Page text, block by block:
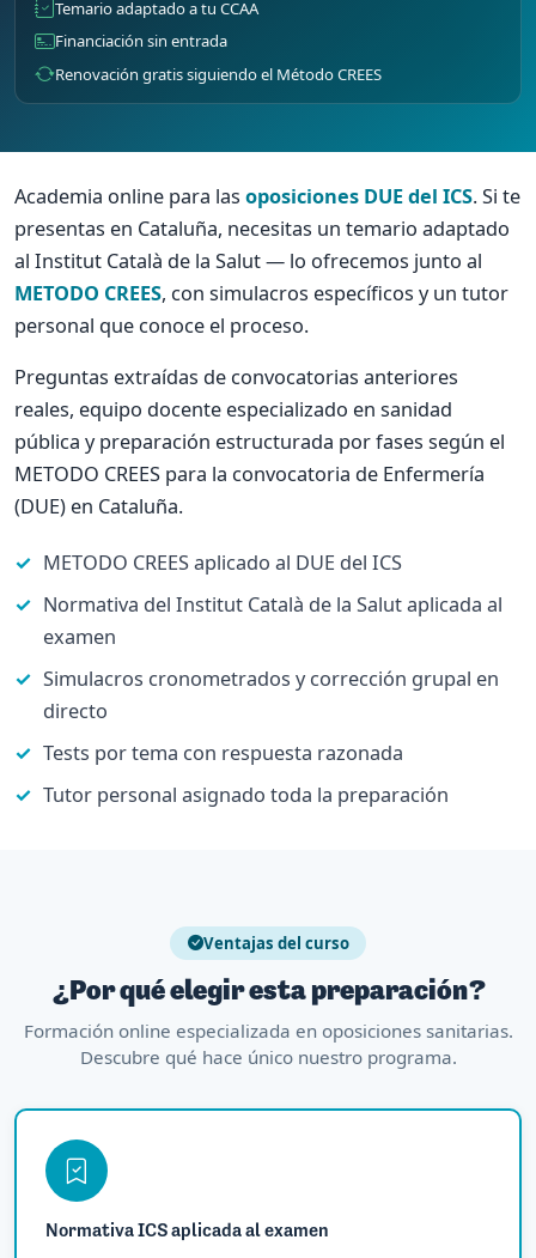
Temario adaptado a tu CCAA
Financiación sin entrada
Renovación gratis siguiendo el Método CREES
Academia online para las oposiciones DUE del ICS. Si te
presentas en Cataluña, necesitas un temario adaptado
al Institut Català de la Salut — lo ofrecemos junto al
METODO CREES, con simulacros específicos y un tutor
personal que conoce el proceso.
Preguntas extraídas de convocatorias anteriores
reales, equipo docente especializado en sanidad
pública y preparación estructurada por fases según el
METODO CREES para la convocatoria de Enfermería
(DUE) en Cataluña.
METODO CREES aplicado al DUE del ICS
Normativa del Institut Català de la Salut aplicada al
examen
Simulacros cronometrados y corrección grupal en
directo
Tests por tema con respuesta razonada
Tutor personal asignado toda la preparación
Ventajas del curso
¿Por qué elegir esta preparación?
Formación online especializada en oposiciones sanitarias.
Descubre qué hace único nuestro programa.
Normativa ICS aplicada al examen